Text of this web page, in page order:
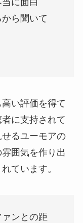
ら聞いて
い評価を得て
に支持されて
るユーモアの
囲気を作り出
ています。
ンとの距